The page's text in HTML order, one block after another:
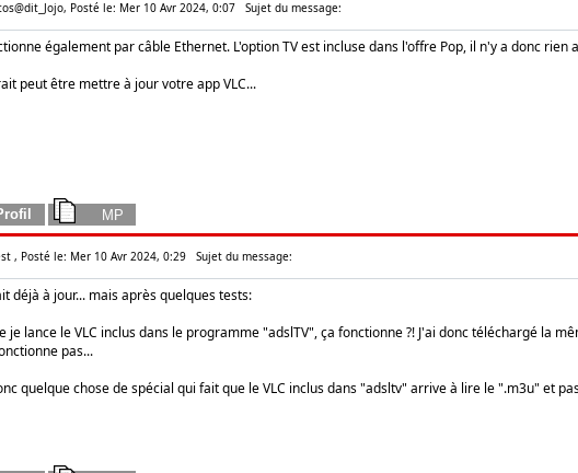
Posté le: Mer 10 Avr 2024, 0:07 Sujet du message:
également par câble Ethernet. L'option TV est incluse dans l'offre Pop, il n'y a donc rien
peut être mettre à jour votre app VLC...
, Posté le: Mer 10 Avr 2024, 0:29 Sujet du message:
déjà à jour... mais après quelques tests:
je lance le VLC inclus dans le programme "adslTV", ça fonctionne ?! J'ai donc téléchargé la
pas...
quelque chose de spécial qui fait que le VLC inclus dans "adsltv" arrive à lire le ".m3u" et